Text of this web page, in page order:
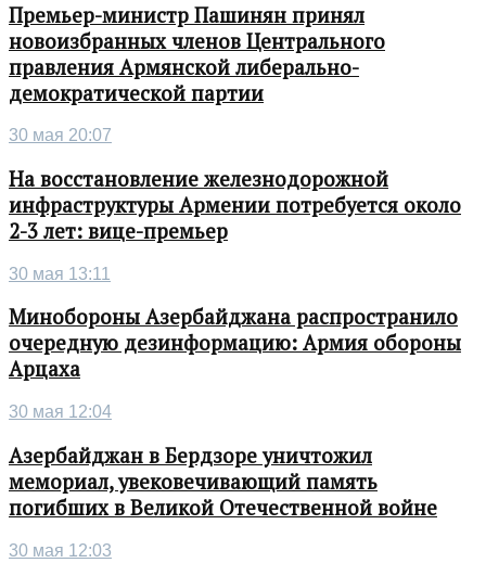
Премьер-министр Пашинян принял
новоизбранных членов Центрального
правления Армянской либерально-
демократической партии
30 мая 20:07
На восстановление железнодорожной
инфраструктуры Армении потребуется около
2-3 лет: вице-премьер
30 мая 13:11
Минобороны Азербайджана распространило
очередную дезинформацию: Армия обороны
Арцаха
30 мая 12:04
Азербайджан в Бердзоре уничтожил
мемориал, увековечивающий память
погибших в Великой Отечественной войне
30 мая 12:03